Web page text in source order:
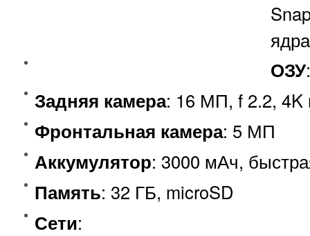
ядра
ОЗУ
Задняя камера: 16 МП, f 2.2, 4K
Фронтальная камера: 5 МП
Аккумулятор: 3000 мАч,
Память: 32 ГБ, microSD
Сети: GSM850/